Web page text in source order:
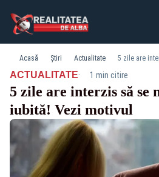
Acasă Știri Actualitate
ACTUALITATE· 1 min citire
5 zile are interzis să se
iubită! Vezi motivul